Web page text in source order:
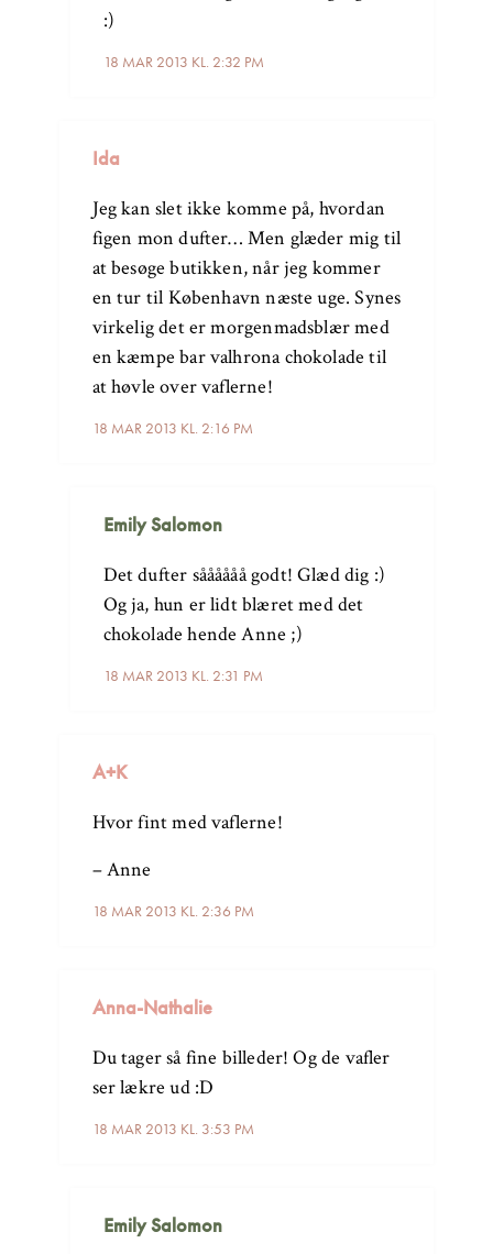
18 MAR 2013 KL. 2:32 PM
:)
Ida
18 MAR 2013 KL. 2:16 PM
Jeg kan slet ikke komme på, hvordan
figen mon dufter… Men glæder mig til
at besøge butikken, når jeg kommer
en tur til København næste uge. Synes
virkelig det er morgenmadsblær med
en kæmpe bar valhrona chokolade til
at høvle over vaflerne!
Emily Salomon
18 MAR 2013 KL. 2:31 PM
Det dufter såååååå godt! Glæd dig :)
Og ja, hun er lidt blæret med det
chokolade hende Anne ;)
A+K
18 MAR 2013 KL. 2:36 PM
Hvor fint med vaflerne!
– Anne
Anna-Nathalie
18 MAR 2013 KL. 3:53 PM
Du tager så fine billeder! Og de vafler
ser lækre ud :D
Emily Salomon